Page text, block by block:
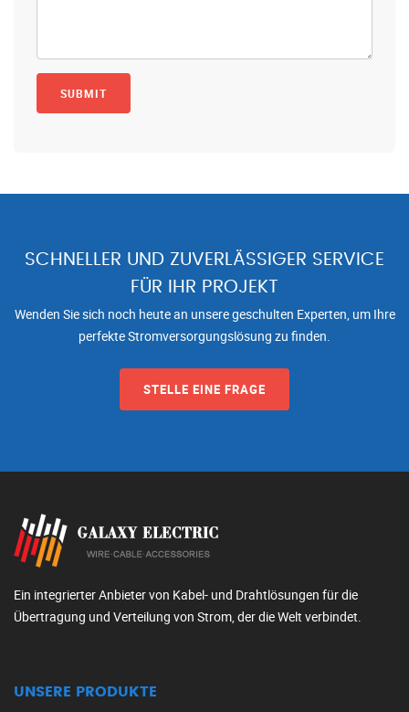
SCHNELLER UND ZUVERLÄSSIGER SERVICE
FÜR IHR PROJEKT
Wenden Sie sich noch heute an unsere geschulten Experten, um Ihre
perfekte Stromversorgungslösung zu finden.
STELLE EINE FRAGE
Ein integrierter Anbieter von Kabel- und Drahtlösungen für die
Übertragung und Verteilung von Strom, der die Welt verbindet.
UNSERE PRODUKTE